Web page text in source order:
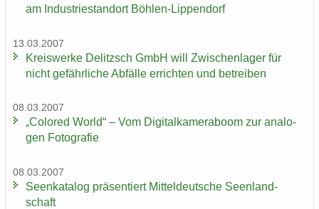
am In­dus­trie­stand­ort Böhlen-​Lippendorf
13.03.2007
Kreis­wer­ke De­litzsch GmbH will Zwi­schen­la­ger für
nicht ge­fähr­li­che Ab­fäl­le er­rich­ten und be­trei­ben
08.03.2007
„Co­lo­red World“ – Vom Di­gi­tal­ka­me­ra­boom zur ana­lo­
gen Fo­to­gra­fie
08.03.2007
Se­en­ka­ta­log prä­sen­tiert Mit­tel­deut­sche Se­en­land­
schaft